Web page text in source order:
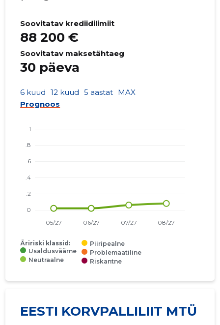
Soovitatav krediidilimiit
88 200 €
Soovitatav maksetähtaeg
30 päeva
6 kuud 12 kuud 5 aastat MAX
Prognoos
Äririski klassid:
Usaldusväärne
Neutraalne
Piiripealne
Problemaatiline
Riskantne
EESTI KORVPALLILIIT MTÜ